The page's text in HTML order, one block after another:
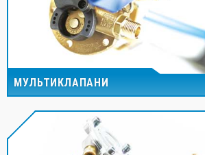
МУЛЬТИКЛАПАНИ